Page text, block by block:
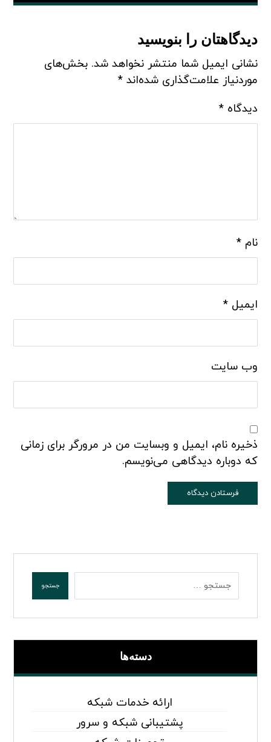
دیدگاهتان را بنویسید
نشانی ایمیل شما منتشر نخواهد شد. بخش‌های
موردنیاز علامت‌گذاری شده‌اند*
دیدگاه*
نام*
ایمیل*
وب‌ سایت
ذخیره نام، ایمیل و وبسایت من در مرورگر برای زمانی
که دوباره دیدگاهی می‌نویسم.
دسته‌ها
ارائه خدمات شبکه
پشتیبانی شبکه و سرور